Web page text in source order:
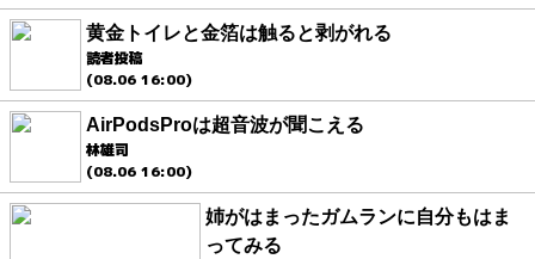
黄金トイレと金箔は触ると剥がれる
読者投稿
(08.06 16:00)
AirPodsProは超音波が聞こえる
林雄司
(08.06 16:00)
姉がはまったガムランに自分もはま
ってみる